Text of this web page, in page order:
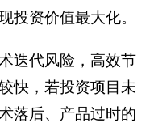
投资价值最大化。
迭代风险，高效节
快，若投资项目未
落后、产品过时的